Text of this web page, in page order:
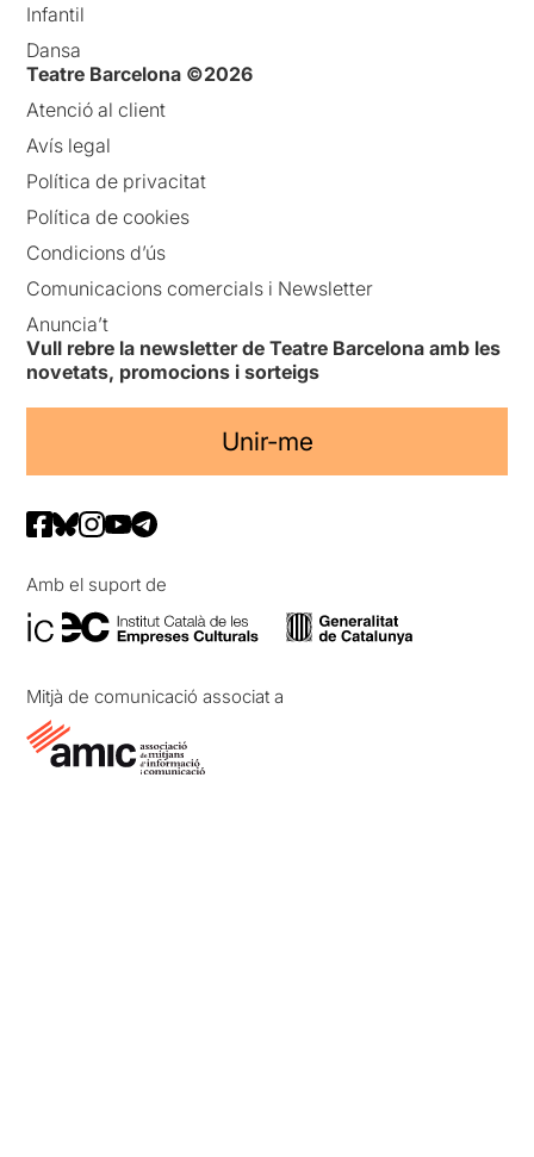
Infantil
Dansa
Teatre Barcelona ©2026
Atenció al client
Avís legal
Política de privacitat
Política de cookies
Condicions d’ús
Comunicacions comercials i Newsletter
Anuncia’t
Vull rebre la newsletter de Teatre Barcelona amb les
novetats, promocions i sorteigs
Unir-me
Amb el suport de
Mitjà de comunicació associat a